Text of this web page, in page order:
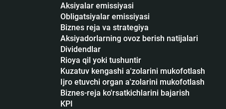
Аksiyalar emissiyasi
Obligatsiyalar emissiyasi
Biznes reja va strategiya
Aksiyadorlarning ovoz berish natijalari
Dividendlar
Rioya qil yoki tushuntir
Kuzatuv kengashi a'zolarini mukofotlash
Ijro etuvchi organ a'zolarini mukofotlash
Biznes-reja ko'rsatkichlarini bajarish
KPI